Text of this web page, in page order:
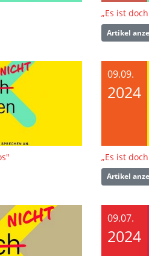
„Es ist
Artikel
09.09.
2024
„Es ist
Artikel
09.07.
2024